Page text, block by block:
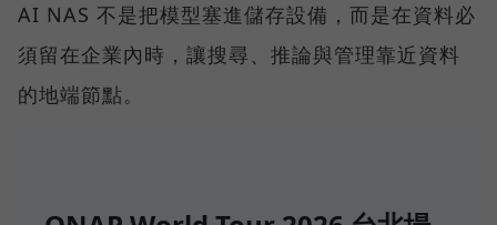
AI NAS 不是把模型塞進儲存設備，而是在資料必
須留在企業內時，讓搜尋、推論與管理靠近資料
的地端節點。